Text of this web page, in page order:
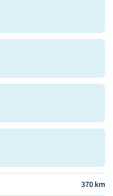
370 km